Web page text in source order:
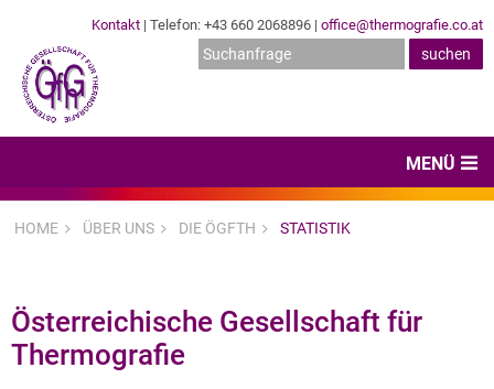
Kontakt | Telefon: +43 660 2068896 | office@thermografie.co.at
MENÜ
Zertifizierungen
Dienstleister
HOME ÜBER UNS DIE ÖGFTH STATISTIK
Österreichische Gesellschaft für
Thermografie